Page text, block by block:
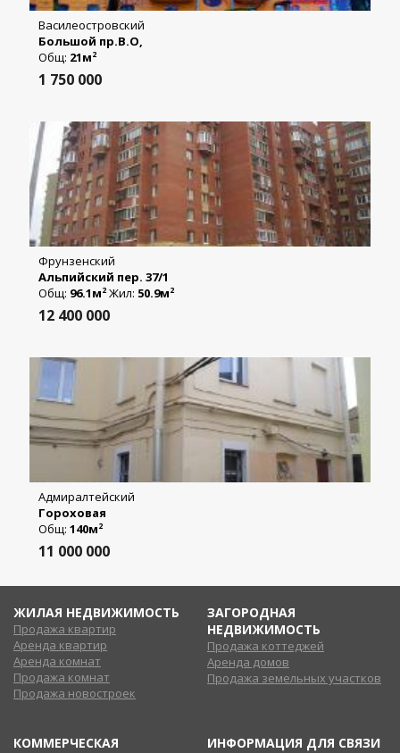
Василеостровский
Большой пр.В.О,
Общ: 21м2
1 750 000
Фрунзенский
Альпийский пер. 37/1
Общ: 96.1м2 Жил: 50.9м2
12 400 000
Адмиралтейский
Гороховая
Общ: 140м2
11 000 000
ЖИЛАЯ НЕДВИЖИМОСТЬ
Продажа квартир
Аренда квартир
Аренда комнат
Продажа комнат
Продажа новостроек
ЗАГОРОДНАЯ
НЕДВИЖИМОСТЬ
Продажа коттеджей
Аренда домов
Продажа земельных участков
КОММЕРЧЕСКАЯ
ИНФОРМАЦИЯ ДЛЯ СВЯЗИ